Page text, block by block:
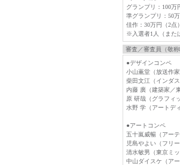
グランプリ：100万
準グランプリ：50万
佳作：30万円（2点）
※入選者1人（また
審査／審査員（敬称
●デザインコンペ
小山薫堂（放送作
柴田文江（インダ
内藤 廣（建築家／
原 研哉（グラフィ
水野 学（アートデ
●アートコンペ
五十嵐威暢（アー
児島やよい（フリ
清水敏男（東京ミ
中山ダイスケ（ア